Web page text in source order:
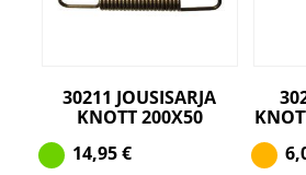
30211 JOUSISARJA
KNOTT 200X50
14,95€